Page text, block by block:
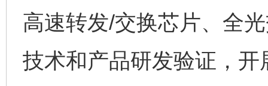
高速转发/交换芯片、全
技术和产品研发验证，